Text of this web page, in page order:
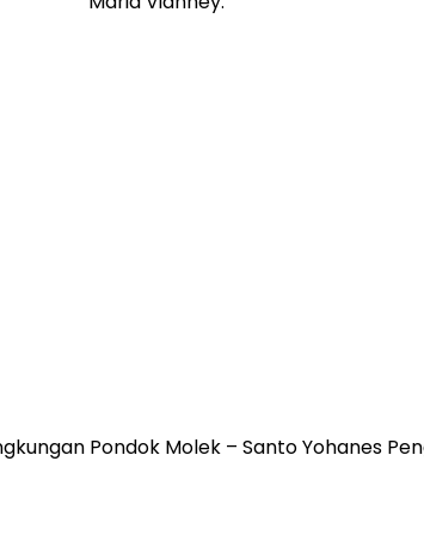
Pondok Molek – Santo Yohanes